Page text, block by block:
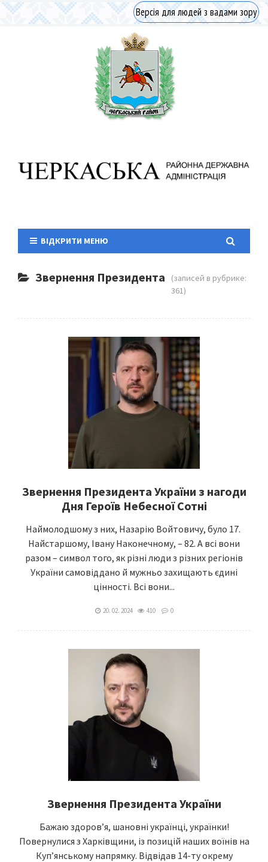
Версія для людей з вадами зору
ВІДКРИТИ МЕНЮ
Звернення Президента
(записей в рубрике:
361)
Звернення Президента України з нагоди
Дня Героїв Небесної Сотні
Наймолодшому з них, Назарію Войтовичу, було 17.
Найстаршому, Івану Наконечному, – 82. А всі вони
разом – символ того, як різні люди з різних регіонів
України самовіддано й мужньо захищають єдині
цінності. Всі вони...
20. 02. 2024 410 0
Звернення Президента України
Бажаю здоров’я, шановні українці, українки!
Повернулися з Харківщини, із позицій наших воїнів на
Куп’янському напрямку. Відвідав 14-ту окрему